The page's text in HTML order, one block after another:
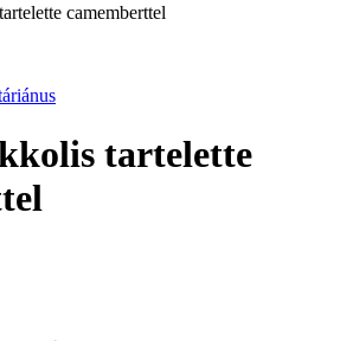
camemberttel
tartelette